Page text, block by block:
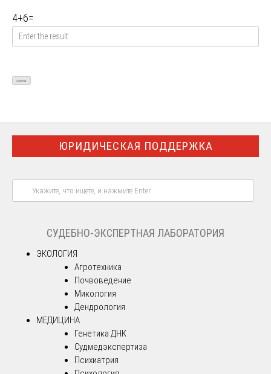
4+6=
ЮРИДИЧЕСКАЯ ПОДДЕРЖКА
СУДЕБНО-ЭКСПЕРТНАЯ ЛАБОРАТОРИЯ
ЭКОЛОГИЯ
Агротехника
Почвоведение
Микология
Дендрология
МЕДИЦИНА
Генетика ДНК
Судмедэкспертиза
Психиатрия